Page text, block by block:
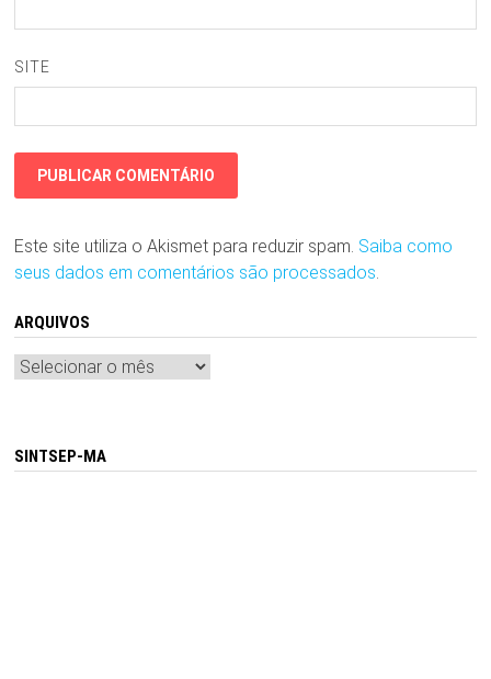
SITE
Este site utiliza o Akismet para reduzir spam. Saiba como
seus dados em comentários são processados.
ARQUIVOS
Arquivos
SINTSEP-MA